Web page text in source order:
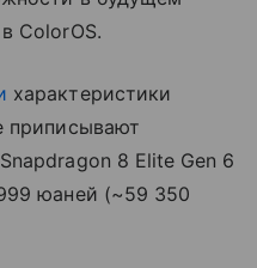
ColorOS.
характеристики
приписывают
8 Elite Gen 6
юаней (~59 350